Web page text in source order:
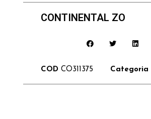
CONTINENTAL ZO
COD CO311375 Categoria